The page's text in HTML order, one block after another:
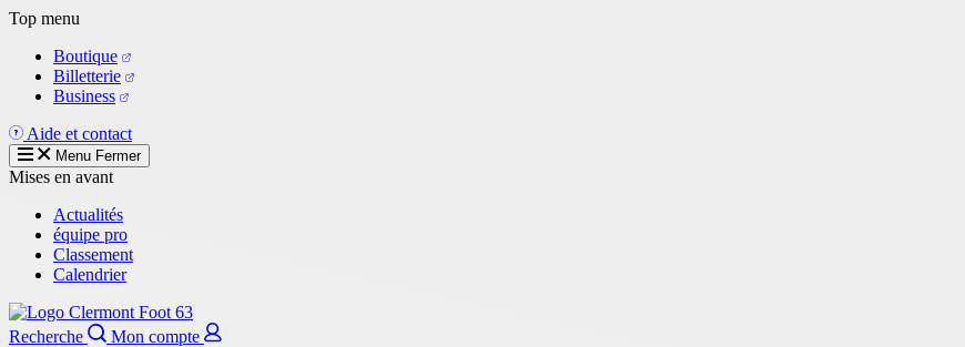
Aller
contenu
principal
Top menu
Boutique
Billetterie
Business
Aide et contact
Menu Fermer
Mises en avant
Actualités
équipe pro
Classement
Calendrier
Recherche
Mon compte